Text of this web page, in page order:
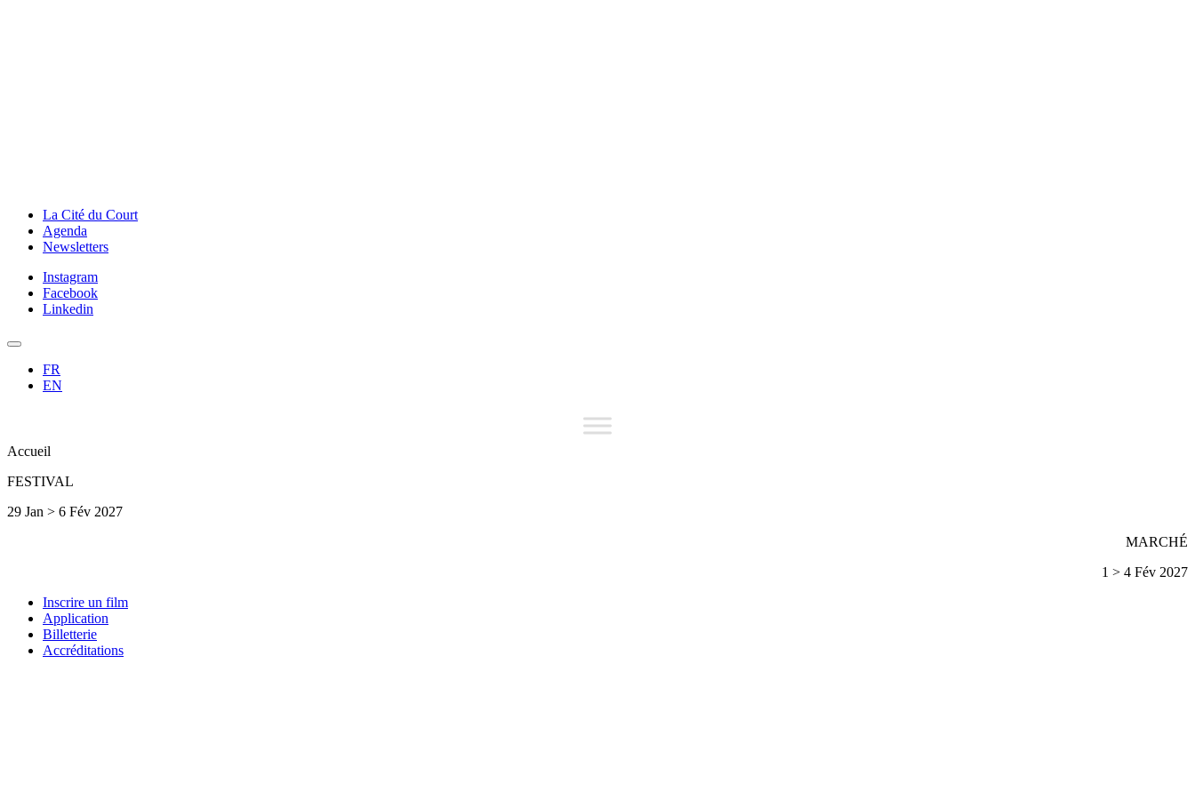
La Cité du Court
Agenda
Newsletters
Instagram
Facebook
Linkedin
FR
EN
Accueil
FESTIVAL
29 Jan > 6 Fév 2027
MARCHÉ
1 > 4 Fév 2027
Inscrire un film
Application
Billetterie
Accréditations